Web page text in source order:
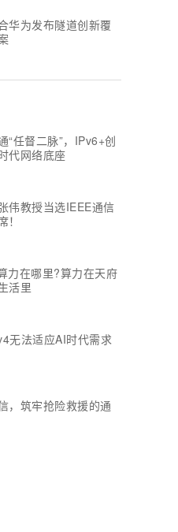
华为发布隧道创新覆
“任督二脉”，IPv6+创
代网络底座
伟教授当选IEEE通信
力在哪里?算力在天府
活里
无法适应AI时代需求
，筑牢抢险救援的通